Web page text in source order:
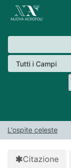
Salta al contenuto
VuFind
L'ospite celeste
Citazione